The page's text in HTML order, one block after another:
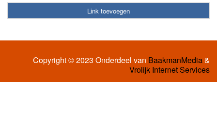
Link toevoegen
Copyright © 2023 Onderdeel van BaakmanMedia&
Vrolijk Internet Services